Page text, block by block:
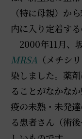
（特に母親）か
内に入り定着する
2000年11月、
MRSA（メチシ
染しました。薬
ることがなかな
疫の未熟・未発
る患者さん（術